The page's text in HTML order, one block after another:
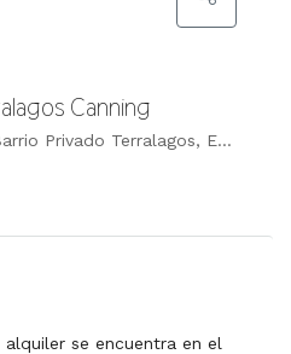
Canning
Privado Terralagos, Ezeiza
se encuentra en el